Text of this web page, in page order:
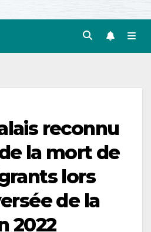
reconnu
la mort de
lors
de la
2022